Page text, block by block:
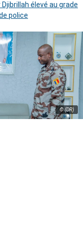
élevé au grade
police
© (DR)